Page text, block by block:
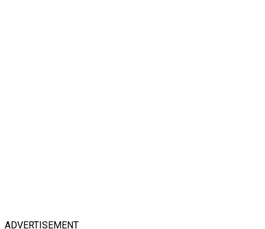
ADVERTISEMENT